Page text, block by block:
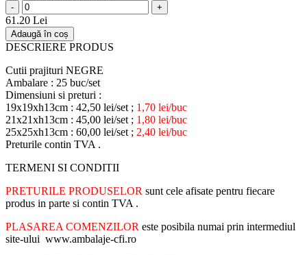
- +
61.20 Lei
Adaugă în coș
DESCRIERE PRODUS
Cutii prajituri NEGRE
Ambalare : 25 buc/set
Dimensiuni si preturi :
19x19xh13cm : 42,50 lei/set ; 1,70 lei/buc
21x21xh13cm : 45,00 lei/set ; 1,80 lei/buc
25x25xh13cm : 60,00 lei/set ; 2,40 lei/buc
Preturile contin TVA .
TERMENI SI CONDITII
PRETURILE PRODUSELOR sunt cele afisate pentru fiecare
produs in parte si contin TVA .
PLASAREA COMENZILOR este posibila numai prin intermediul
site-ului www.ambalaje-cfi.ro